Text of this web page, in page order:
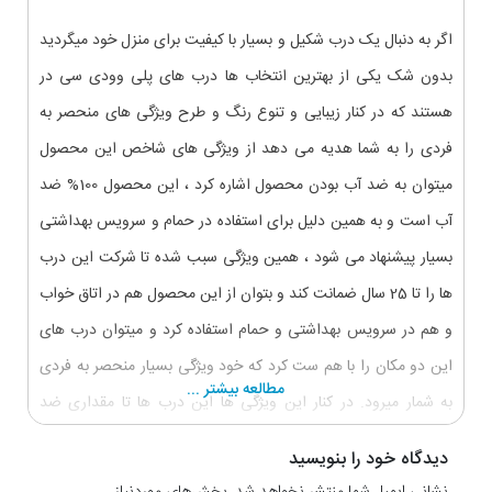
اگر به دنبال یک درب شکیل و بسیار با کیفیت برای منزل خود میگردید
بدون شک یکی از بهترین انتخاب ها درب های پلی وودی سی در
هستند که در کنار زیبایی و تنوع رنگ و طرح ویژگی های منحصر به
فردی را به شما هدیه می دهد از ویژگی های شاخص این محصول
میتوان به ضد آب بودن محصول اشاره کرد ، این محصول 100% ضد
آب است و به همین دلیل برای استفاده در حمام و سرویس بهداشتی
بسیار پیشنهاد می شود ، همین ویژگی سبب شده تا شرکت این درب
ها را تا 25 سال ضمانت کند و بتوان از این محصول هم در اتاق خواب
و هم در سرویس بهداشتی و حمام استفاده کرد و میتوان درب های
این دو مکان را با هم ست کرد که خود ویژگی بسیار منحصر به فردی
به شمار میرود. در کنار این ویژگی ها این درب ها تا مقداری ضد
شرکت مدل های کاملا ضد حریق هم دارد). یکی دیگر از ویژگی های
مطالعه بیشتر ...
دیدگاه خود را بنویسید